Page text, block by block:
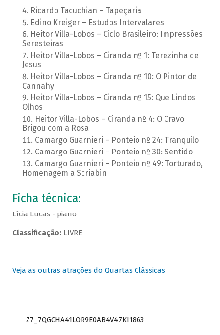
Ricardo Tacuchian – Tapeçaria
Edino Kreiger – Estudos Intervalares
Heitor Villa-Lobos – Ciclo Brasileiro: Impressões
Seresteiras
Heitor Villa-Lobos – Ciranda nº 1: Terezinha de
Jesus
Heitor Villa-Lobos – Ciranda nº 10: O Pintor de
Cannahy
Heitor Villa-Lobos – Ciranda nº 15: Que Lindos
Olhos
Heitor Villa-Lobos – Ciranda nº 4: O Cravo
Brigou com a Rosa
Camargo Guarnieri – Ponteio nº 24: Tranquilo
Camargo Guarnieri – Ponteio nº 30: Sentido
Camargo Guarnieri – Ponteio nº 49: Torturado,
Homenagem a Scriabin
Ficha técnica:
Lícia Lucas - piano
Classificação:LIVRE
Veja as outras atrações do Quartas Clássicas
Z7_7QGCHA41LOR9E0AB4V47KI1863